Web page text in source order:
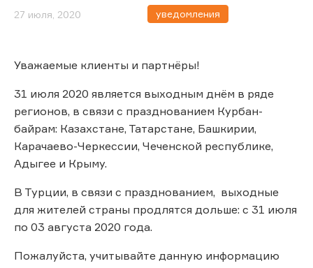
27 июля, 2020 уведомления
Уважаемые клиенты и партнёры!
31 июля 2020 является выходным днём в ряде
регионов, в связи с празднованием Курбан-
байрам: Казахстане, Татарстане, Башкирии,
Карачаево-Черкессии, Чеченской республике,
Адыгее и Крыму.
В Турции, в связи с празднованием, выходные
для жителей страны продлятся дольше: с 31 июля
по 03 августа 2020 года.
Пожалуйста, учитывайте данную информацию